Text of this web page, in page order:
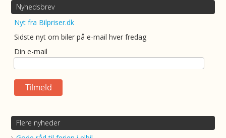
Nyhedsbrev
Nyt fra Bilpriser.dk
Sidste nyt om biler på e-mail hver fredag
Din e-mail
Flere nyheder